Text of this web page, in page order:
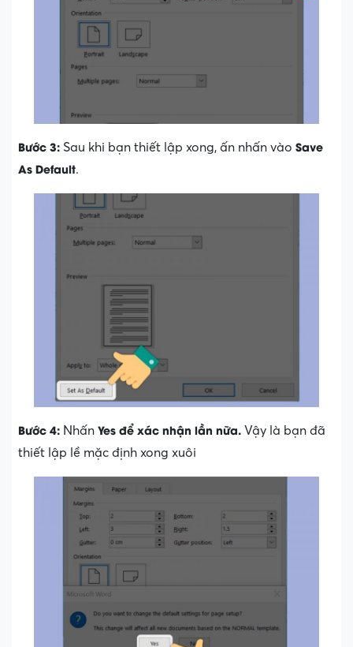
Bước 3: Sau khi bạn thiết lập xong, ấn nhấn vào Save
As Default.
Bước 4: Nhấn Yesđể xác nhận lần nữa. Vậy là bạn đã
thiết lập lề mặc định xong xuôi